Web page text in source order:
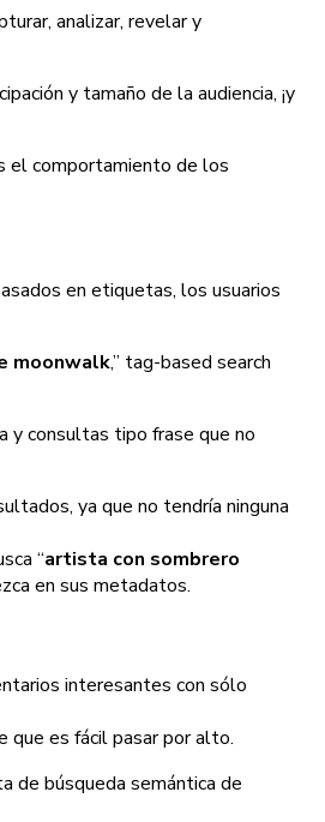
analizar, revelar y
y tamaño de la audiencia, ¡y
el comportamiento de los
en etiquetas, los usuarios
moonwalk,” tag-based search
y consultas tipo frase que no
ya que no tendría ninguna
“artista con sombrero
en sus metadatos.
interesantes con sólo
que es fácil pasar por alto.
de búsqueda semántica de